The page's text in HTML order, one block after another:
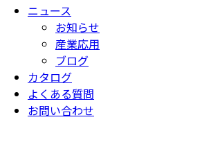
ニュース
お知らせ
産業応用
ブログ
カタログ
よくある質問
お問い合わせ